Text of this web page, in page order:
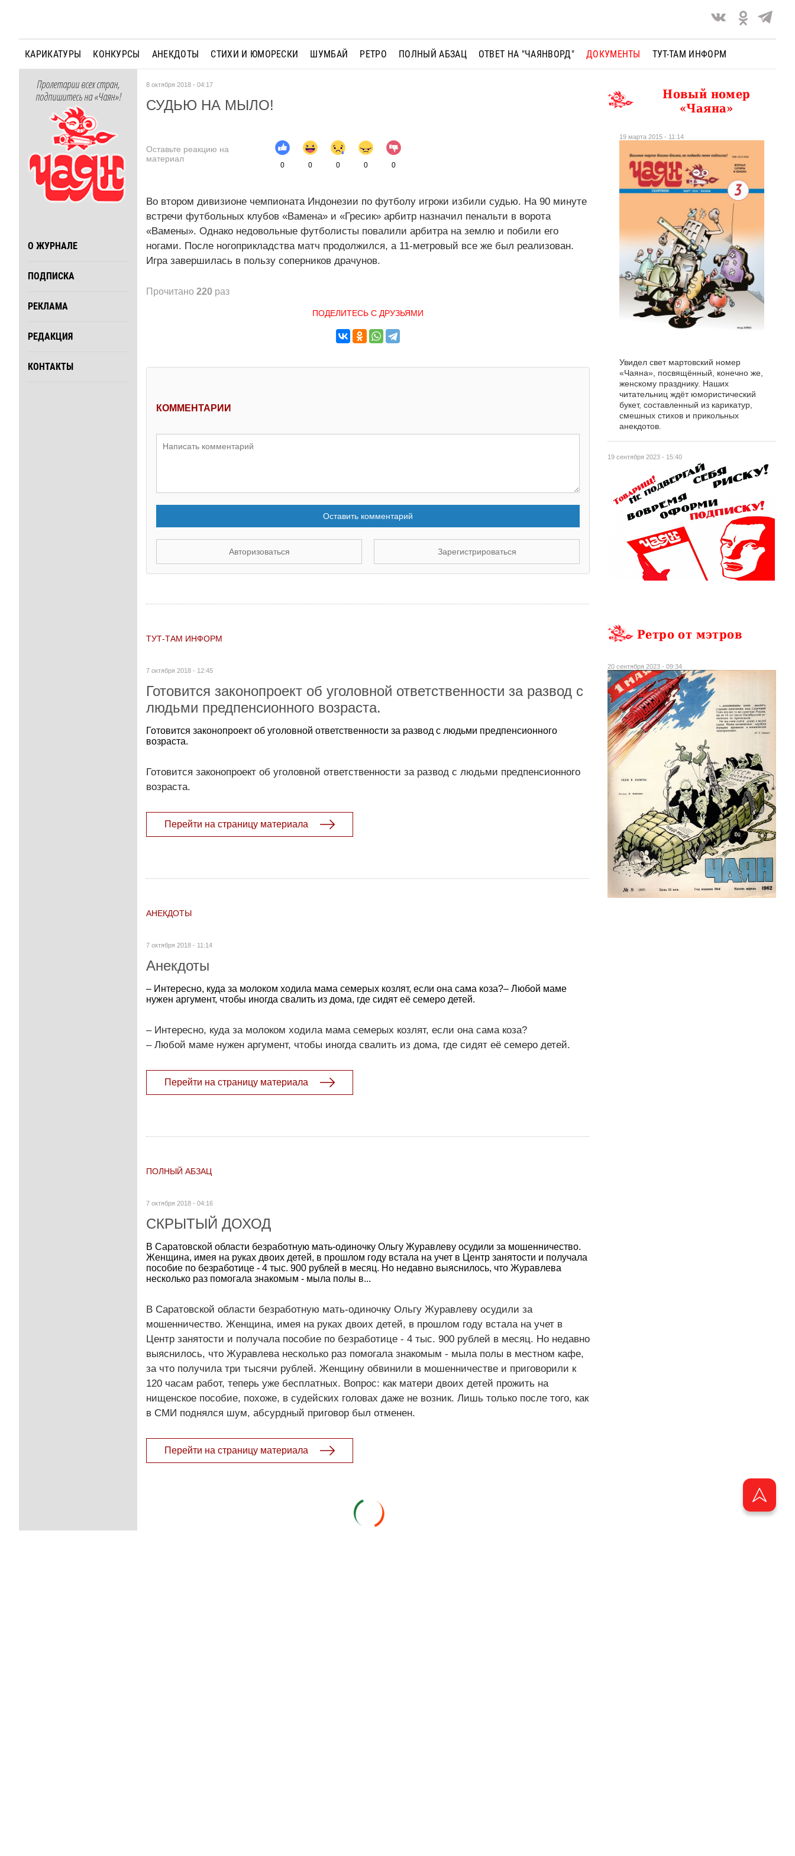
КАРИКАТУРЫ КОНКУРСЫ АНЕКДОТЫ СТИХИ И ЮМОРЕСКИ ШУМБАЙ РЕТРО ПОЛНЫЙ АБЗАЦ ОТВЕТ НА "ЧАЯНВОРД" ДОКУМЕНТЫ ТУТ-ТАМ ИНФОРМ
Пролетарии всех стран,
подпишитесь на «Чаян»!
О ЖУРНАЛЕ
ПОДПИСКА
РЕКЛАМА
РЕДАКЦИЯ
КОНТАКТЫ
8 октября 2018 - 04:17
СУДЬЮ НА МЫЛО!
Оставьте реакцию на
материал
0 0 0 0 0
Во втором дивизионе чемпионата Индонезии по футболу игроки избили судью. На 90 минуте
встречи футбольных клубов «Вамена» и «Гресик» арбитр назначил пенальти в ворота
«Вамены». Однако недовольные футболисты повалили арбитра на землю и побили его
ногами. После ногоприкладства матч продолжился, а 11-метровый все же был реализован.
Игра завершилась в пользу соперников драчунов.
Прочитано 220 раз
ПОДЕЛИТЕСЬ С ДРУЗЬЯМИ
КОММЕНТАРИИ
Оставить комментарий
Авторизоваться Зарегистрироваться
ТУТ-ТАМ ИНФОРМ
7 октября 2018 - 12:45
Готовится законопроект об уголовной ответственности за развод с
людьми предпенсионного возраста.
Готовится законопроект об уголовной ответственности за развод с людьми предпенсионного
возраста.
Готовится законопроект об уголовной ответственности за развод с людьми предпенсионного
возраста.
Перейти на страницу материала
АНЕКДОТЫ
7 октября 2018 - 11:14
Анекдоты
– Интересно, куда за молоком ходила мама семерых козлят, если она сама коза?– Любой маме
нужен аргумент, чтобы иногда свалить из дома, где сидят её семеро детей.
– Интересно, куда за молоком ходила мама семерых козлят, если она сама коза?
– Любой маме нужен аргумент, чтобы иногда свалить из дома, где сидят её семеро детей.
Перейти на страницу материала
ПОЛНЫЙ АБЗАЦ
7 октября 2018 - 04:16
СКРЫТЫЙ ДОХОД
В Саратовской области безработную мать-одиночку Ольгу Журавлеву осудили за мошенничество.
Женщина, имея на руках двоих детей, в прошлом году встала на учет в Центр занятости и получала
пособие по безработице - 4 тыс. 900 рублей в месяц. Но недавно выяснилось, что Журавлева
несколько раз помогала знакомым - мыла полы в...
В Саратовской области безработную мать-одиночку Ольгу Журавлеву осудили за
мошенничество. Женщина, имея на руках двоих детей, в прошлом году встала на учет в
Центр занятости и получала пособие по безработице - 4 тыс. 900 рублей в месяц. Но недавно
выяснилось, что Журавлева несколько раз помогала знакомым - мыла полы в местном кафе,
за что получила три тысячи рублей. Женщину обвинили в мошенничестве и приговорили к
120 часам работ, теперь уже бесплатных. Вопрос: как матери двоих детей прожить на
нищенское пособие, похоже, в судейских головах даже не возник. Лишь только после того, как
в СМИ поднялся шум, абсурдный приговор был отменен.
Перейти на страницу материала
19 сентября 2023 - 15:40
Новый номер
«Чаяна»
19 марта 2015 - 11:14
Увидел свет мартовский номер
«Чаяна», посвящённый, конечно же,
женскому празднику. Наших
читательниц ждёт юмористический
букет, составленный из карикатур,
смешных стихов и прикольных
анекдотов.
Ретро от мэтров
20 сентября 2023 - 09:34